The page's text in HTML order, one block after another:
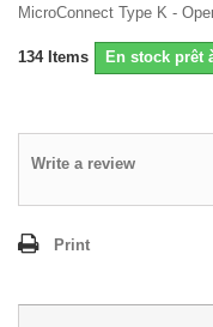
MicroConnect Type K -
134 Items En stock prêt
Write a review
Print